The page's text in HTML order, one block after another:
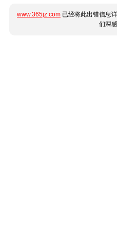
www.365jz.com 已经将此出错信息
们深